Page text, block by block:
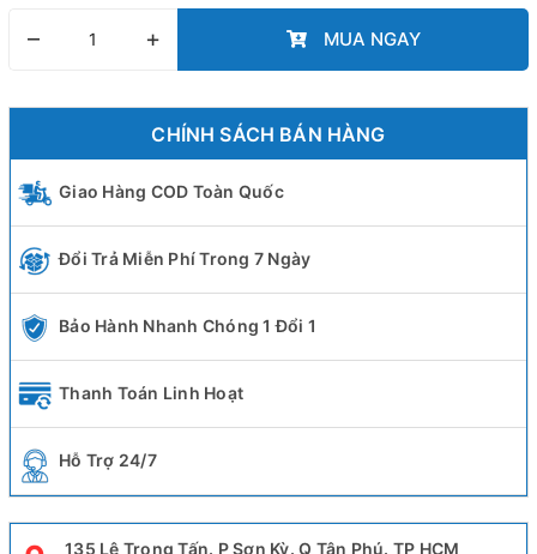
– + MUA NGAY
CHÍNH SÁCH BÁN HÀNG
Giao Hàng COD Toàn Quốc
Đổi Trả Miễn Phí Trong 7 Ngày
Bảo Hành Nhanh Chóng 1 Đổi 1
Thanh Toán Linh Hoạt
Hỗ Trợ 24/7
135 Lê Trọng Tấn. P Sơn Kỳ. Q Tân Phú. TP HCM